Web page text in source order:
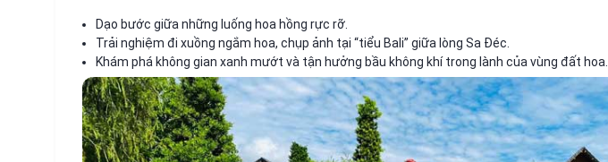
Dạo bước giữa những luống hoa hồng rực rỡ.
Trải nghiệm đi xuồng ngắm hoa, chụp ảnh tại “tiểu Bali” giữa lòng Sa Đéc.
Khám phá không gian xanh mướt và tận hưởng bầu không khí trong lành của vùng đất hoa.